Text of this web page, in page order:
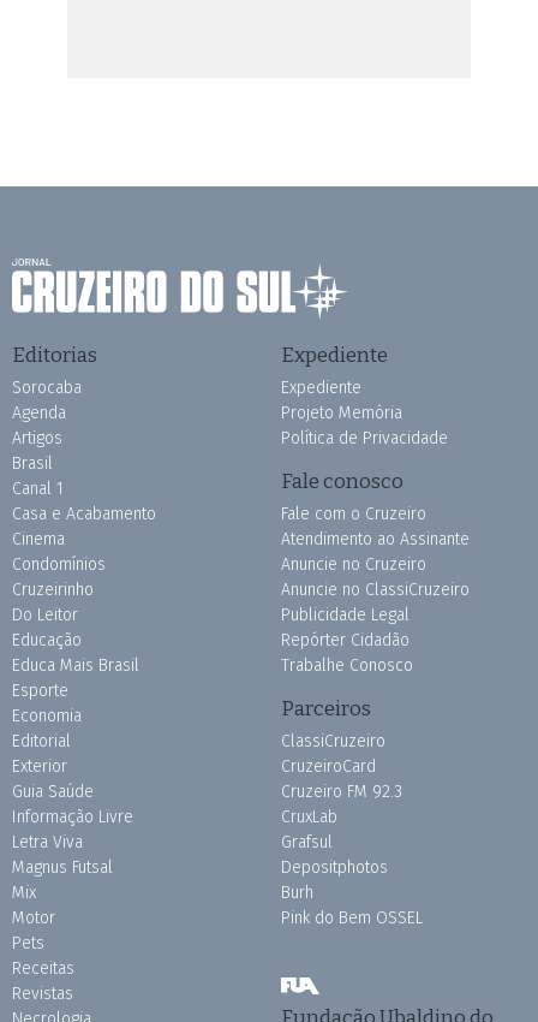
Editorias
Sorocaba
Agenda
Artigos
Brasil
Canal 1
Casa e Acabamento
Cinema
Condomínios
Cruzeirinho
Do Leitor
Educação
Educa Mais Brasil
Esporte
Economia
Editorial
Exterior
Guia Saúde
Informação Livre
Letra Viva
Magnus Futsal
Mix
Motor
Pets
Receitas
Revistas
Expediente
Expediente
Projeto Memória
Política de Privacidade
Fale conosco
Fale com o Cruzeiro
Atendimento ao Assinante
Anuncie no Cruzeiro
Anuncie no ClassiCruzeiro
Publicidade Legal
Repórter Cidadão
Trabalhe Conosco
Parceiros
ClassiCruzeiro
CruzeiroCard
Cruzeiro FM 92.3
CruxLab
Grafsul
Depositphotos
Burh
Pink do Bem OSSEL